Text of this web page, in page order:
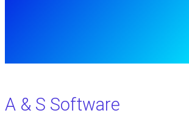
A & S Software